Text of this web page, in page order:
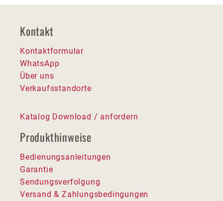
Kontakt
Kontaktformular
WhatsApp
Über uns
Verkaufsstandorte
Katalog Download / anfordern
Produkthinweise
Bedienungsanleitungen
Garantie
Sendungsverfolgung
Versand & Zahlungsbedingungen